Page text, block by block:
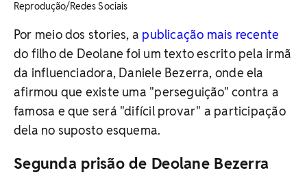
Reprodução/Redes Sociais
Por meio dos stories, a publicação mais recente
do filho de Deolane foi um texto escrito pela irmã
da influenciadora, Daniele Bezerra, onde ela
afirmou que existe uma "perseguição" contra a
famosa e que será "difícil provar" a participação
dela no suposto esquema.
Segunda prisão de Deolane Bezerra